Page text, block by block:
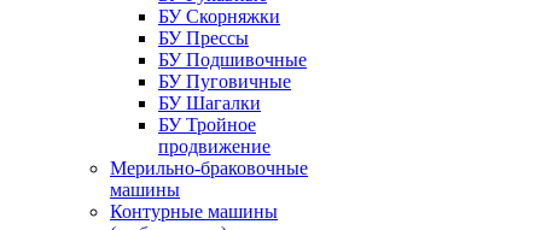
БУ Скорняжки
БУ Прессы
БУ Подшивочные
БУ Пуговичные
БУ Шагалки
БУ Тройное
продвижение
Мерильно-браковочные
машины
Контурные машины